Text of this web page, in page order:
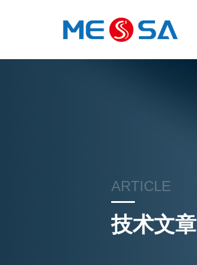
ARTICLE
技术文章